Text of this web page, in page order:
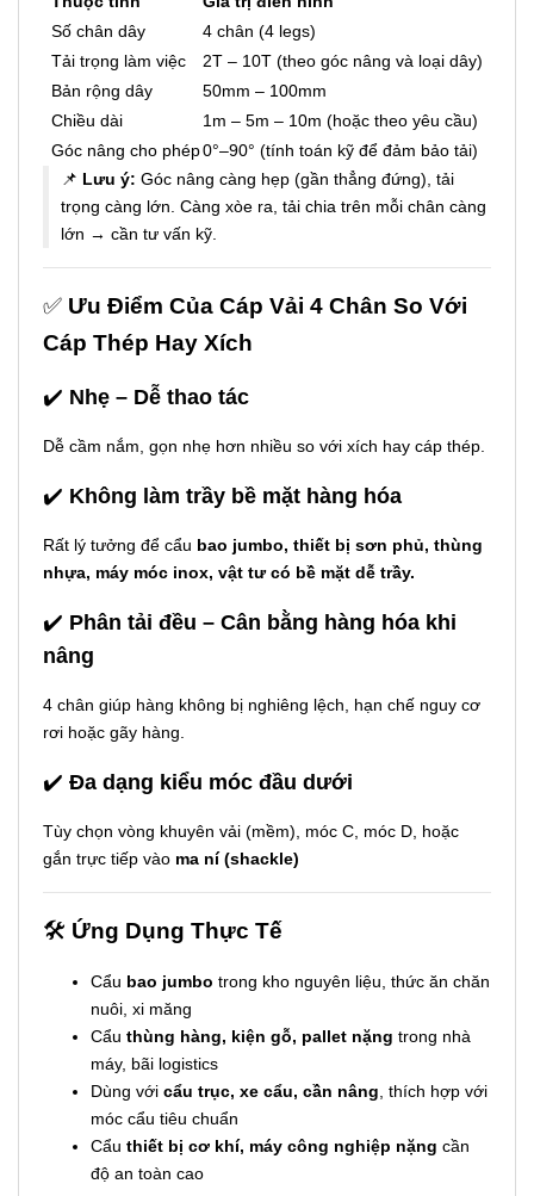
Số chân dây
4 chân (4 legs)
Tải trọng làm việc
2T – 10T (theo góc nâng và loại dây)
Bản rộng dây
50mm – 100mm
Chiều dài
1m – 5m – 10m (hoặc theo yêu cầu)
Góc nâng cho phép0°–90° (tính toán kỹ để đảm bảo tải)
📌 Lưu ý: Góc nâng càng hẹp (gần thẳng đứng), tải
trọng càng lớn. Càng xòe ra, tải chia trên mỗi chân càng
lớn → cần tư vấn kỹ.
✅ Ưu Điểm Của Cáp Vải 4 Chân So Với
Cáp Thép Hay Xích
✔️ Nhẹ – Dễ thao tác
Dễ cầm nắm, gọn nhẹ hơn nhiều so với xích hay cáp thép.
✔️ Không làm trầy bề mặt hàng hóa
Rất lý tưởng để cẩu bao jumbo, thiết bị sơn phủ, thùng
nhựa, máy móc inox, vật tư có bề mặt dễ trầy.
✔️ Phân tải đều – Cân bằng hàng hóa khi
nâng
4 chân giúp hàng không bị nghiêng lệch, hạn chế nguy cơ
rơi hoặc gãy hàng.
✔️ Đa dạng kiểu móc đầu dưới
Tùy chọn vòng khuyên vải (mềm), móc C, móc D, hoặc
gắn trực tiếp vào ma ní (shackle)
🛠️ Ứng Dụng Thực Tế
Cẩu bao jumbo trong kho nguyên liệu, thức ăn chăn
nuôi, xi măng
Cẩu thùng hàng, kiện gỗ, pallet nặng trong nhà
máy, bãi logistics
Dùng với cẩu trục, xe cẩu, cần nâng , thích hợp với
móc cẩu tiêu chuẩn
Cẩu thiết bị cơ khí, máy công nghiệp nặng cần
độ an toàn cao